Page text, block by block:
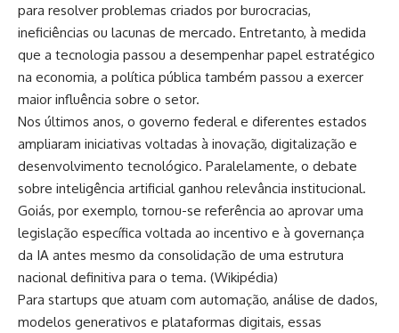
para resolver problemas criados por burocracias,
ineficiências ou lacunas de mercado. Entretanto, à medida
que a tecnologia passou a desempenhar papel estratégico
na economia, a política pública também passou a exercer
maior influência sobre o setor.
Nos últimos anos, o governo federal e diferentes estados
ampliaram iniciativas voltadas à inovação, digitalização e
desenvolvimento tecnológico. Paralelamente, o debate
sobre inteligência artificial ganhou relevância institucional.
Goiás, por exemplo, tornou-se referência ao aprovar uma
legislação específica voltada ao incentivo e à governança
da IA antes mesmo da consolidação de uma estrutura
nacional definitiva para o tema. (Wikipédia)
Para startups que atuam com automação, análise de dados,
modelos generativos e plataformas digitais, essas